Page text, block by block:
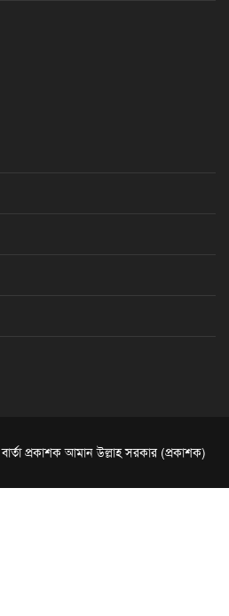
প্রকাশক আমান উল্লাহ সরকার (প্রকাশক)